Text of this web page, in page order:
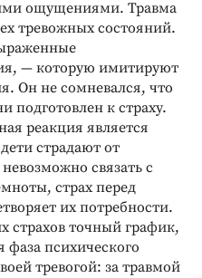
ощущениями. Травма
тревожных состояний.
— которую имитируют
Он не сомневался, что
подготовлен к страху.
реакция является
страдают от
связать с
страх перед
их потребности.
страхов точный график,
психического
тревогой: за травмой